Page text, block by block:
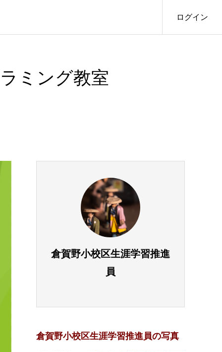
ログイン
ミング教室
倉賀野小校区生涯学習推進
員
倉賀野小校区生涯学習推進員の写真